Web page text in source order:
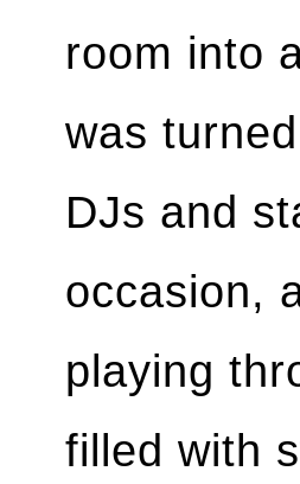
room into
was
DJs and
occasion,
playing
filled with